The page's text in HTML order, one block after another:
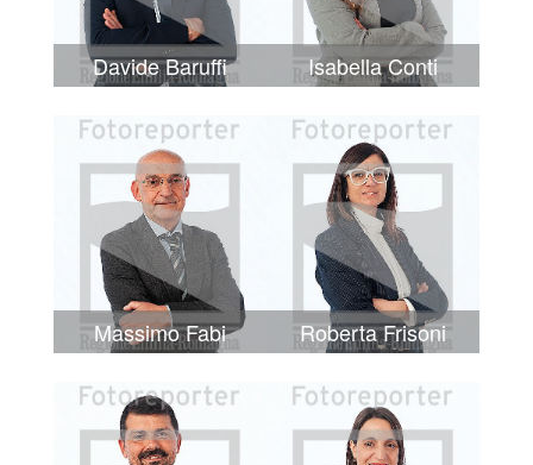
Davide Baruffi Isabella Conti
Massimo Fabi Roberta Frisoni